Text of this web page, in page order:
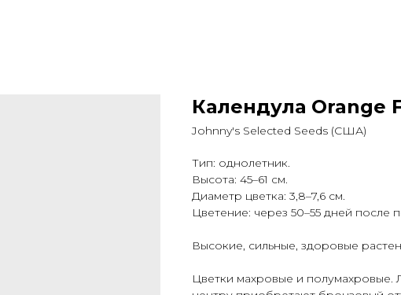
Календула Orange
Johnny's Selected Seeds (США)
Тип: однолетник.
Высота: 45–61 см.
Диаметр цветка: 3,8–7,6 см.
Цветение: через 50–55 дней после
Высокие, сильные, здоровые
Цветки махровые и полумахровые.